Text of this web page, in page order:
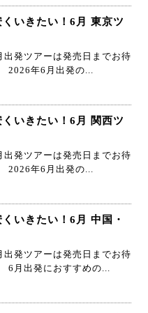
くいきたい！6月 東京ツ
出発ツアーは発売日までお待
2026年6月出発の...
くいきたい！6月 関西ツ
出発ツアーは発売日までお待
2026年6月出発の...
いきたい！6月 中国・
出発ツアーは発売日までお待
6月出発におすすめの...